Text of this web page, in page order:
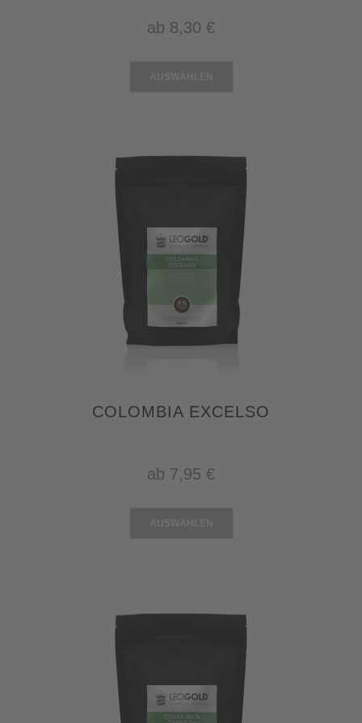
ab 8,30 €
COLOMBIA EXCELSO
ab 7,95 €